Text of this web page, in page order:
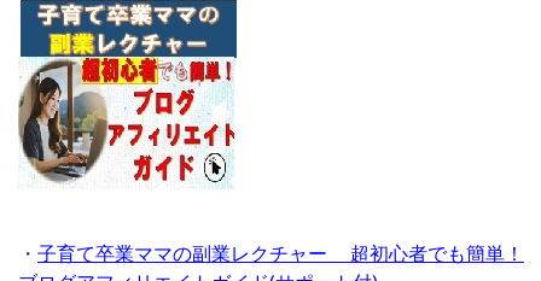
・ 子育て卒業ママの副業レクチャー 超初心者でも簡単！